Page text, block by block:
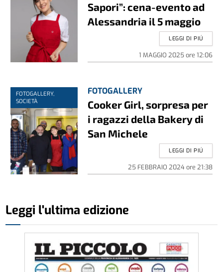
Sapori”: cena-evento ad
Alessandria il 5 maggio
1 MAGGIO 2025ore 12:06
LEGGI DI PIÚ
FOTOGALLERY,
SOCIETÀ
FOTOGALLERY
Cooker Girl, sorpresa per
i ragazzi della Bakery di
San Michele
25 FEBBRAIO 2024ore 21:38
LEGGI DI PIÚ
Leggi l'ultima edizione